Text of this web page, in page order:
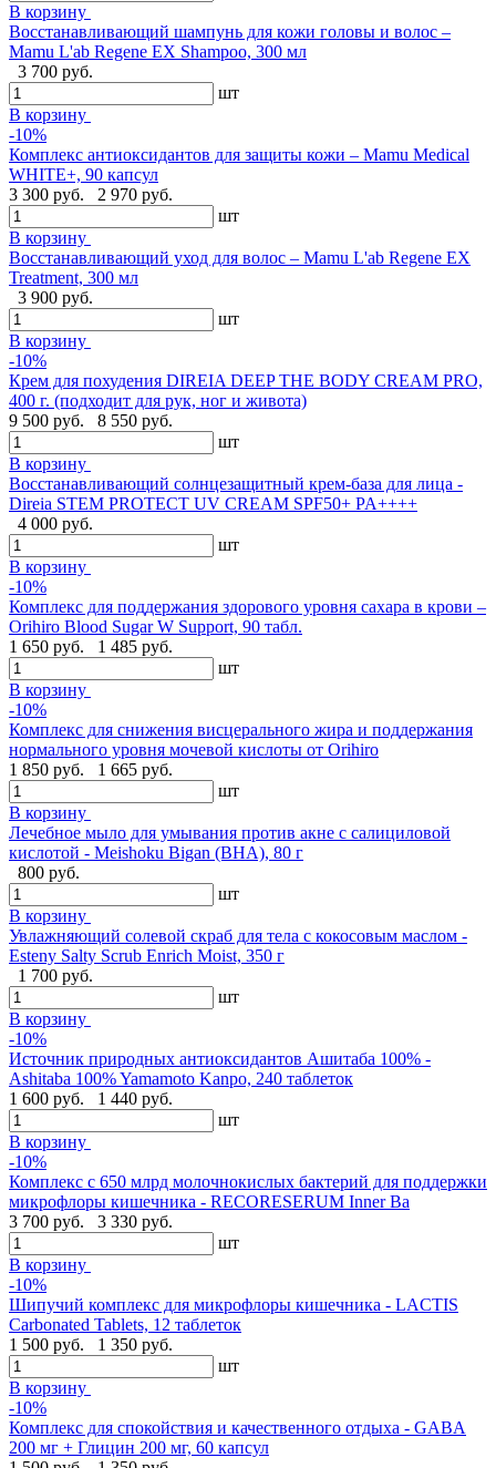
В корзину
Восстанавливающий шампунь для кожи головы и волос –
Mamu L'ab Regene EX Shampoo, 300 мл
3 700 руб.
шт
В корзину
-10%
Комплекс антиоксидантов для защиты кожи – Mamu Medical
WHITE+, 90 капсул
3 300 руб.
2 970 руб.
шт
В корзину
Восстанавливающий уход для волос – Mamu L'ab Regene EX
Treatment, 300 мл
3 900 руб.
шт
В корзину
-10%
Крем для похудения DIREIA DEEP THE BODY CREAM PRO,
400 г. (подходит для рук, ног и живота)
9 500 руб.
8 550 руб.
шт
В корзину
Восстанавливающий солнцезащитный крем-база для лица -
Direia STEM PROTECT UV CREAM SPF50+ PA++++
4 000 руб.
шт
В корзину
-10%
Комплекс для поддержания здорового уровня сахара в крови –
Orihiro Blood Sugar W Support, 90 табл.
1 650 руб.
1 485 руб.
шт
В корзину
-10%
Комплекс для снижения висцерального жира и поддержания
нормального уровня мочевой кислоты от Orihiro
1 850 руб.
1 665 руб.
шт
В корзину
Лечебное мыло для умывания против акне с салициловой
кислотой - Meishoku Bigan (BHA), 80 г
800 руб.
шт
В корзину
Увлажняющий солевой скраб для тела с кокосовым маслом -
Esteny Salty Scrub Enrich Moist, 350 г
1 700 руб.
шт
В корзину
-10%
Источник природных антиоксидантов Ашитаба 100% -
Ashitaba 100% Yamamoto Kanpo, 240 таблеток
1 600 руб.
1 440 руб.
шт
В корзину
-10%
Комплекс с 650 млрд молочнокислых бактерий для поддержки
микрофлоры кишечника - RECORESERUM Inner Ba
3 700 руб.
3 330 руб.
шт
В корзину
-10%
Шипучий комплекс для микрофлоры кишечника - LACTIS
Carbonated Tablets, 12 таблеток
1 500 руб.
1 350 руб.
шт
В корзину
-10%
Комплекс для спокойствия и качественного отдыха - GABA
200 мг + Глицин 200 мг, 60 капсул